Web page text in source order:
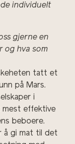
individuelt
gjerne en
og hva som
tatt et
på Mars.
i
mest effektive
beboere.
å gi mat til det